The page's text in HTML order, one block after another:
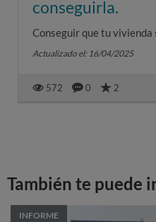
conseguirla.
Conseguir que tu vivienda
las acciones más
Actualizado el: 16/04/2025
572 0 2
También te puede
INFORME